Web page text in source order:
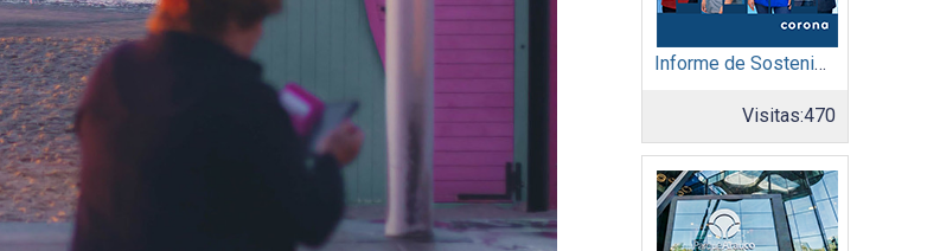
Informe de Sostenibilidad 2025: Organización Corona
Visitas:470